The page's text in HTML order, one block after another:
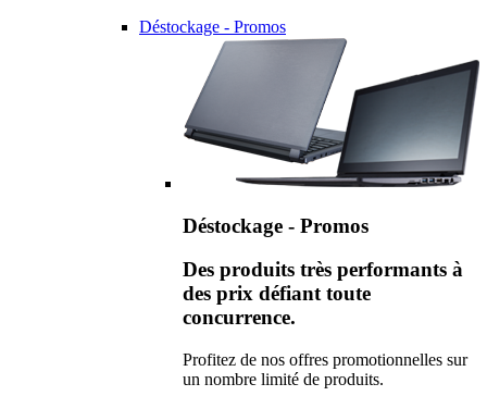
Déstockage - Promos
Déstockage - Promos
Des produits très performants à
des prix défiant toute
concurrence.
Profitez de nos offres promotionnelles sur
un nombre limité de produits.